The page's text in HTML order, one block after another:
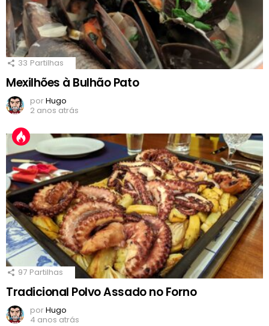
33 Partilhas
Mexilhões à Bulhão Pato
porHugo
2 anos atrás
97 Partilhas
Tradicional Polvo Assado no Forno
porHugo
4 anos atrás